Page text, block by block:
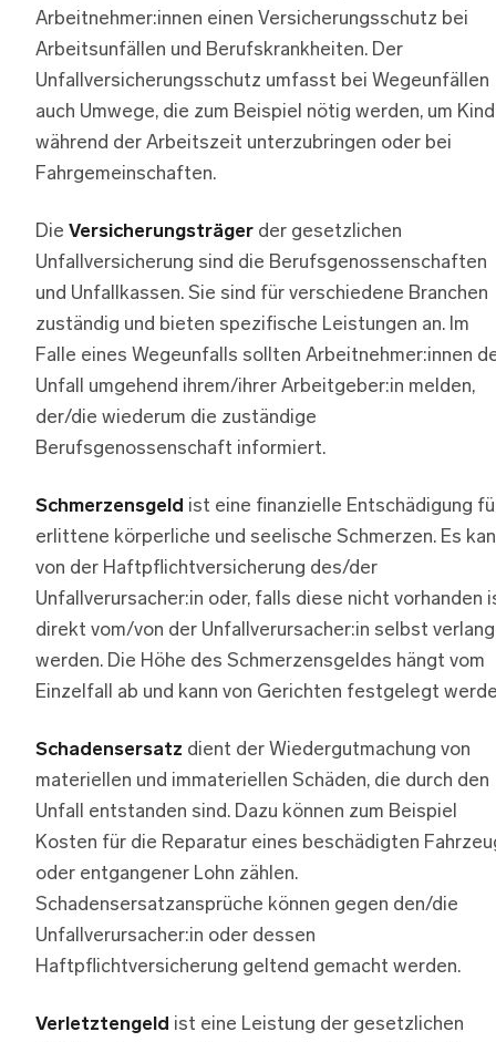
Arbeitnehmer:innen einen Versicherungsschutz bei
Arbeitsunfällen und Berufskrankheiten. Der
Unfallversicherungsschutz umfasst bei Wegeunfällen
auch Umwege, die zum Beispiel nötig werden, um
während der Arbeitszeit unterzubringen oder bei
Fahrgemeinschaften.
Die Versicherungsträger der gesetzlichen
Unfallversicherung sind die Berufsgenossenschaften
und Unfallkassen. Sie sind für verschiedene Branchen
zuständig und bieten spezifische Leistungen an. Im
Falle eines Wegeunfalls sollten Arbeitnehmer:innen
Unfall umgehend ihrem/ihrer Arbeitgeber:in melden,
der/die wiederum die zuständige
Berufsgenossenschaft informiert.
Schmerzensgeld ist eine finanzielle Entschädigung
erlittene körperliche und seelische Schmerzen. Es
von der Haftpflichtversicherung des/der
Unfallverursacher:in oder, falls diese nicht vorhanden
direkt vom/von der Unfallverursacher:in selbst
werden. Die Höhe des Schmerzensgeldes hängt vom
Einzelfall ab und kann von Gerichten festgelegt
Schadensersatz dient der Wiedergutmachung von
materiellen und immateriellen Schäden, die durch den
Unfall entstanden sind. Dazu können zum Beispiel
Kosten für die Reparatur eines beschädigten
oder entgangener Lohn zählen.
Schadensersatzansprüche können gegen den/die
Unfallverursacher:in oder dessen
Haftpflichtversicherung geltend gemacht werden.
Verletztengeld ist eine Leistung der gesetzlichen